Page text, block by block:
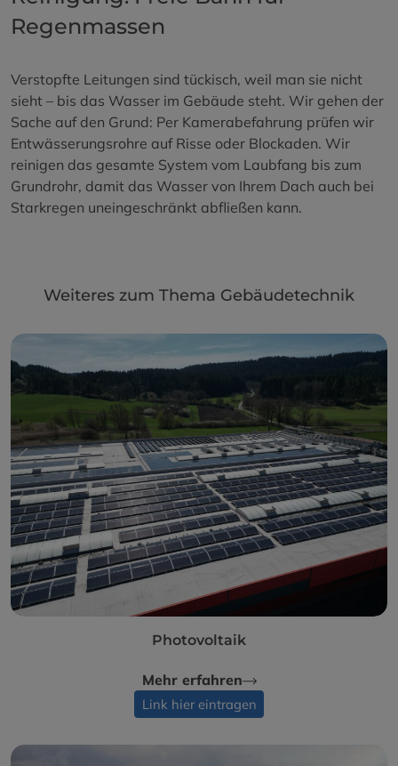
Regenmassen
Verstopfte Leitungen sind tückisch, weil man sie nicht
sieht – bis das Wasser im Gebäude steht. Wir gehen der
Sache auf den Grund: Per Kamerabefahrung prüfen wir
Entwässerungsrohre auf Risse oder Blockaden. Wir
reinigen das gesamte System vom Laubfang bis zum
Grundrohr, damit das Wasser von Ihrem Dach auch bei
Starkregen uneingeschränkt abfließen kann.
Weiteres zum Thema Gebäudetechnik
Photovoltaik
Mehr erfahren
Link hier eintragen